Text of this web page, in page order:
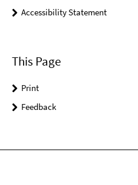
Accessibility Statement
This Page
Print
Feedback